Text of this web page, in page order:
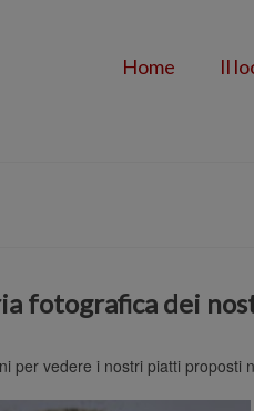
Home Il
fotografica dei
per vedere i nostri piatti